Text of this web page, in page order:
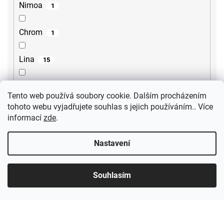
Tento web používá soubory cookie. Dalším procházením
tohoto webu vyjadřujete souhlas s jejich používáním.. Více
informací zde.
Nastavení
Souhlasím
Nimoa 1
Chrom 1
Lina 15
2